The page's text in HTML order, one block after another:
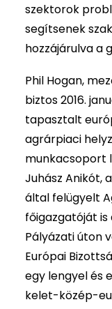
szektorok
segítsenek
hozzájárulva a
Phil Hogan,
biztos 2016.
tapasztalt
agrárpiaci
munkacsoport
Juhász Anikót,
által felügyelt
főigazgatóját
Pályázati úton
Európai
egy lengyel és
kelet-közép-